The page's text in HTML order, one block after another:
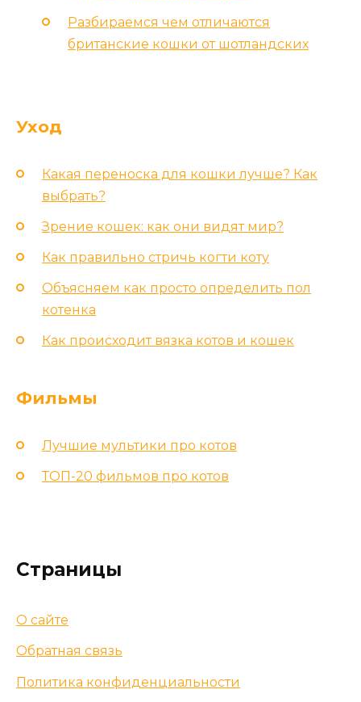
Разбираемся чем отличаются
британские кошки от шотландских
Уход
Какая переноска для кошки лучше? Как
выбрать?
Зрение кошек: как они видят мир?
Как правильно стричь когти коту
Объясняем как просто определить пол
котенка
Как происходит вязка котов и кошек
Фильмы
Лучшие мультики про котов
ТОП-20 фильмов про котов
Страницы
О сайте
Обратная связь
Политика конфиденциальности